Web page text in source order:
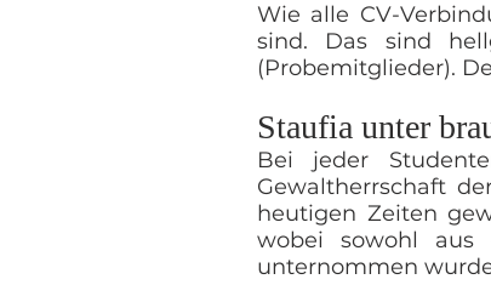
Wie alle CV-
sind. Das sind
(Probemitglieder).
Staufia unter
Bei jeder
Gewaltherrschaft
heutigen Zeiten
wobei sowohl aus
unternommen